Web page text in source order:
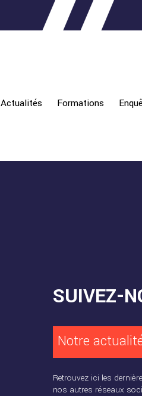
Actualités Formations
SUIVEZ-
Notre
Retrouvez ici les
nos autres réseaux